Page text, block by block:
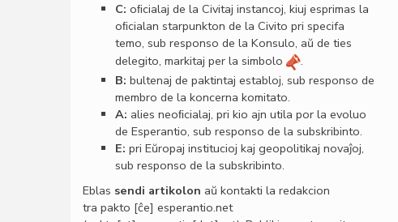
C: oﬁcialaj de la Civitaj instancoj, kiuj esprimas la
oﬁcialan starpunkton de la Civito pri specifa
temo, sub responso de la Konsulo, aŭ de ties
delegito, markitaj per la simbolo
.
B: bultenaj de paktintaj establoj, sub responso de
membro de la koncerna komitato.
A: alies neoﬁcialaj, pri kio ajn utila por la evoluo
de Esperantio, sub responso de la subskribinto.
E: pri Eŭropaj institucioj kaj geopolitikaj novaĵoj,
sub responso de la subskribinto.
Eblas sendi artikolon aŭ kontakti la redakcion
tra pakto [ĉe] esperantio.net